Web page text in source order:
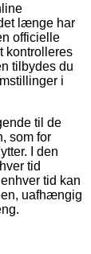
længe har
officielle
kontrolleres
tilbydes du
i
til de
som for
I den
tid
tid kan
uafhængig